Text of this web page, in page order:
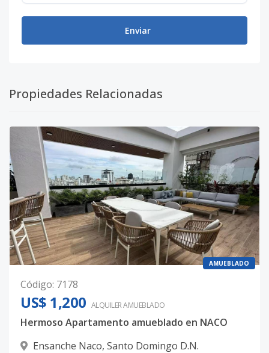
Enviar
Propiedades Relacionadas
AMUEBLADO
Código: 7178
US$ 1,200 ALQUILERAMUEBLADO
Hermoso Apartamento amueblado en NACO
Ensanche Naco, Santo Domingo D.N.